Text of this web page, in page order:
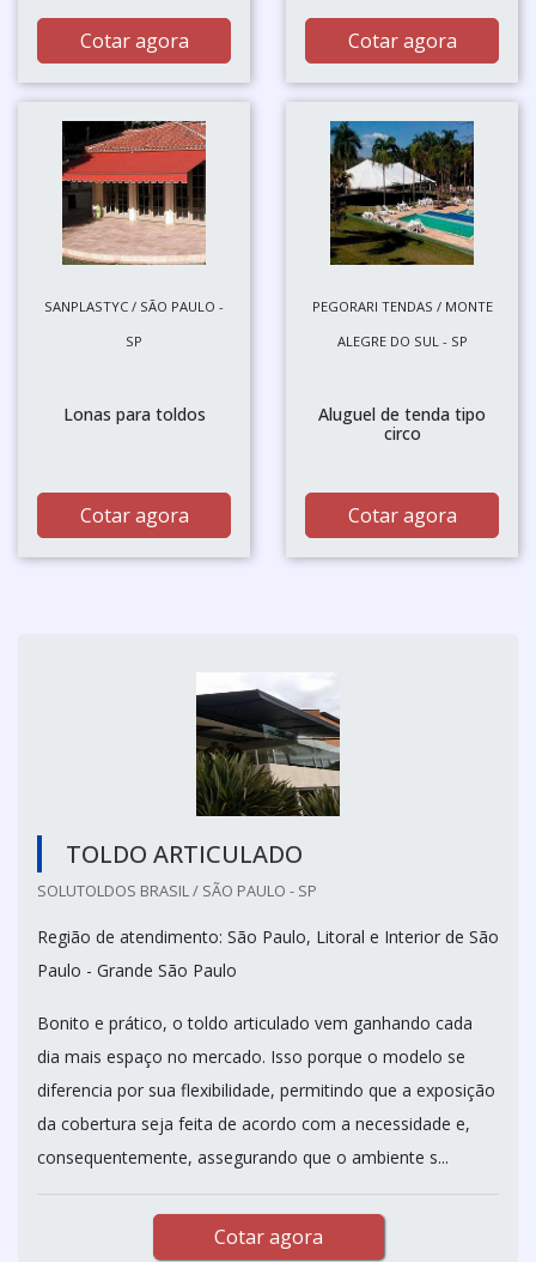
Cotar agora Cotar agora
SANPLASTYC / SÃO PAULO -
SP
Lonas para toldos
Cotar agora
PEGORARI TENDAS / MONTE
ALEGRE DO SUL - SP
Aluguel de tenda tipo
circo
Cotar agora
TOLDO ARTICULADO
SOLUTOLDOS BRASIL / SÃO PAULO - SP
Região de atendimento: São Paulo, Litoral e Interior de São
Paulo - Grande São Paulo
Bonito e prático, o toldo articulado vem ganhando cada
dia mais espaço no mercado. Isso porque o modelo se
diferencia por sua flexibilidade, permitindo que a exposição
da cobertura seja feita de acordo com a necessidade e,
consequentemente, assegurando que o ambiente s...
Cotar agora